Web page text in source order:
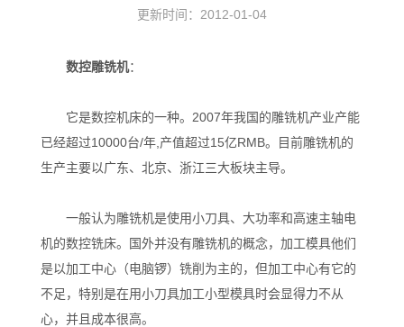
更新时间：2012-01-04
数控雕铣机：
它是数控机床的一种。2007年我国的雕铣机产业产能
已经超过10000台/年,产值超过15亿RMB。目前雕铣机的
生产主要以广东、北京、浙江三大板块主导。
一般认为雕铣机是使用小刀具、大功率和高速主轴电
机的数控铣床。国外并没有雕铣机的概念，加工模具他们
是以加工中心（电脑锣）铣削为主的，但加工中心有它的
不足，特别是在用小刀具加工小型模具时会显得力不从
心，并且成本很高。